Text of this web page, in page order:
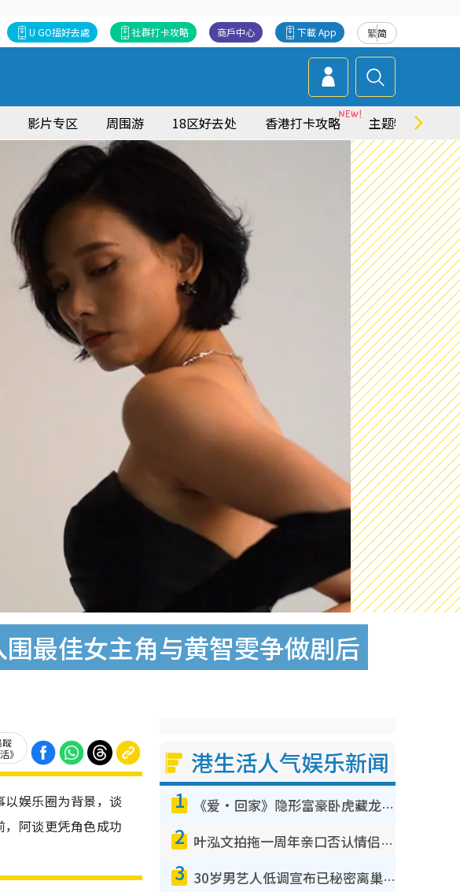
繁简
下載 App
商戶中心
社群打卡攻略
U GO搵好去處
影片专区 周围游 18区好去处 香港打卡攻略 主题特集
最佳女主角与黄智雯争做剧后
》
娱乐圈为背景，谈
阿谈更凭角色成功
港生活人气娱乐新闻
1 《爱·回家》隐形富豪卧虎藏龙！盘点12位财气逼人的有钱艺人：这位美女3亿身家不愁做
2 叶泓文拍拖一周年亲口否认情侣关系？！被质疑感情造假竟称GM“普通同事”
3 30岁男艺人低调宣布已秘密离巢！人气急跌变失踪人口：“这几年过得并不容易”